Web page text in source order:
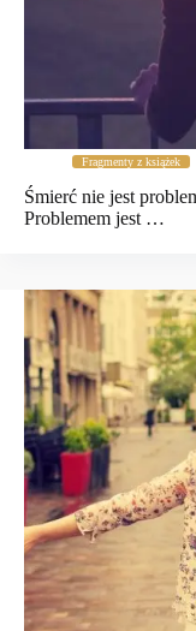
Fragmenty z książek
Śmierć nie jest
Problemem jest …